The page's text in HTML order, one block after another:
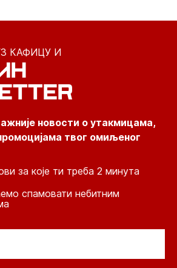
КАФИЦУ И
новости о утакмицама,
твог омиљеног
за које ти треба 2 минута
спамовати небитним